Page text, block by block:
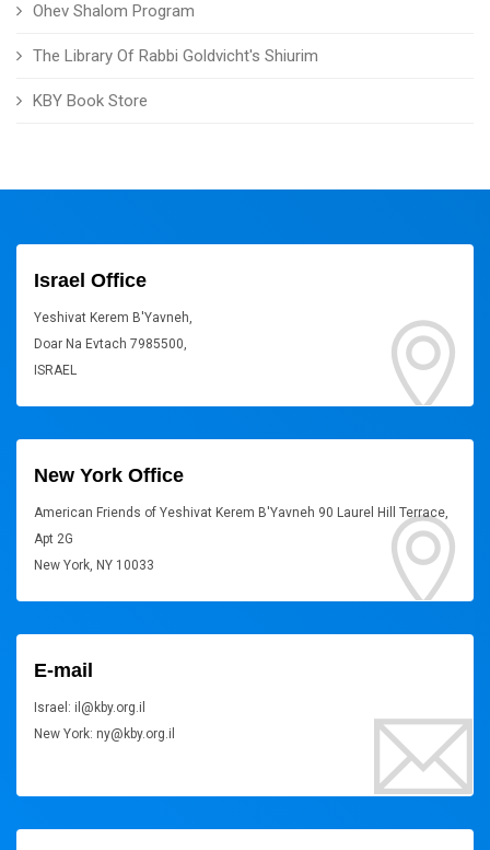
Ohev Shalom Program
The Library Of Rabbi Goldvicht's Shiurim
KBY Book Store
Israel Office
Yeshivat Kerem B'Yavneh,
Doar Na Evtach 7985500,
ISRAEL
New York Office
American Friends of Yeshivat Kerem B'Yavneh 90 Laurel Hill Terrace,
Apt 2G
New York, NY 10033
E-mail
Israel: il@kby.org.il
New York: ny@kby.org.il